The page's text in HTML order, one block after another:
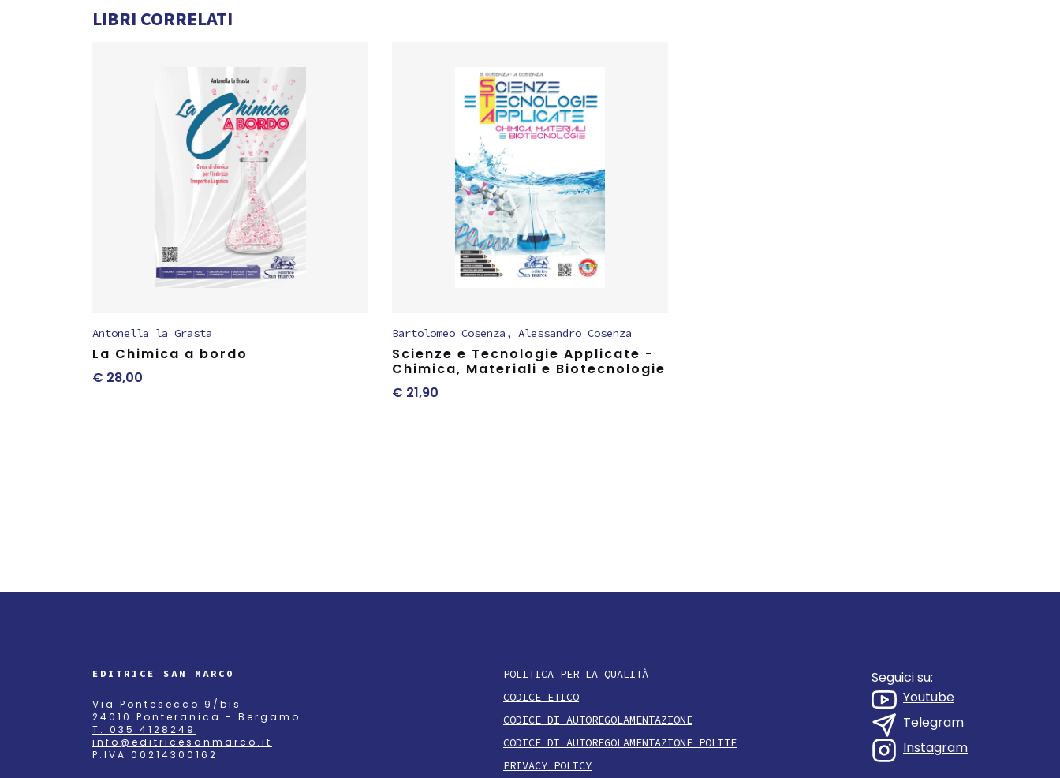
LIBRI CORRELATI
Antonella la Grasta
La Chimica a bordo
€ 28,00
Bartolomeo Cosenza , Alessandro Cosenza
Scienze e Tecnologie Applicate -
Chimica, Materiali e Biotecnologie
€ 21,90
EDITRICE SAN MARCO
Via Pontesecco 9/bis
24010 Ponteranica - Bergamo
T. 035 4128249
info@editricesanmarco.it
P.IVA 00214300162
POLITICA PER LA QUALITÀ
CODICE ETICO
CODICE DI AUTOREGOLAMENTAZIONE
CODICE DI AUTOREGOLAMENTAZIONE POLITE
PRIVACY POLICY
Seguici su:
Youtube
Telegram
Instagram